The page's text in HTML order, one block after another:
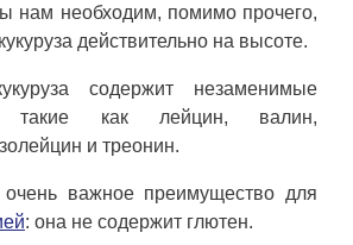
нам необходим, помимо прочего,
действительно на высоте.
содержит незаменимые
такие как лейцин, валин,
и треонин.
очень важное преимущество для
: она не содержит глютен.